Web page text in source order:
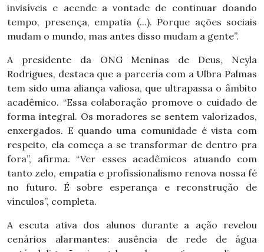
invisíveis e acende a vontade de continuar doando
tempo, presença, empatia (...). Porque ações sociais
mudam o mundo, mas antes disso mudam a gente”.
A presidente da ONG Meninas de Deus, Neyla
Rodrigues, destaca que a parceria com a Ulbra Palmas
tem sido uma aliança valiosa, que ultrapassa o âmbito
acadêmico. “Essa colaboração promove o cuidado de
forma integral. Os moradores se sentem valorizados,
enxergados. E quando uma comunidade é vista com
respeito, ela começa a se transformar de dentro pra
fora”, afirma. “Ver esses acadêmicos atuando com
tanto zelo, empatia e profissionalismo renova nossa fé
no futuro. É sobre esperança e reconstrução de
vínculos”, completa.
A escuta ativa dos alunos durante a ação revelou
cenários alarmantes: ausência de rede de água